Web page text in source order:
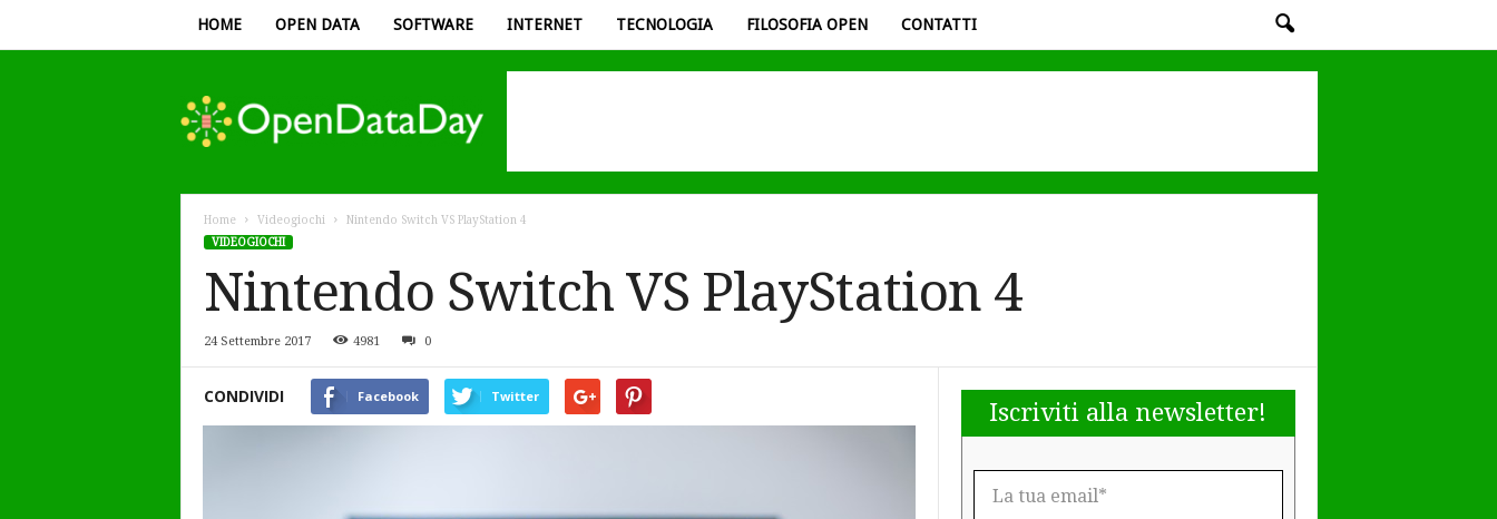
HOME OPEN DATA SOFTWARE INTERNET TECNOLOGIA FILOSOFIA OPEN CONTATTI
Data
Day
Home Videogiochi
Nintendo Switch VS PlayStation 4
VIDEOGIOCHI
Nintendo Switch VS PlayStation 4
24 Settembre 2017 4981 0
CONDIVIDI Facebook Twitter
Iscriviti alla newsletter!